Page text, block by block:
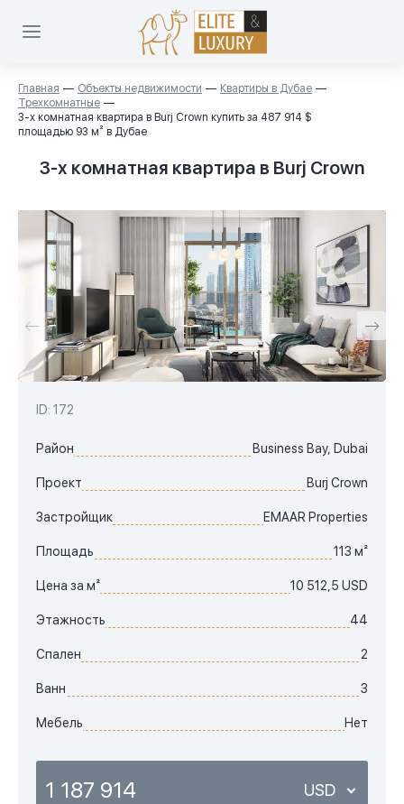
Главная Объекты недвижимости
Квартиры в Дубае
Трехкомнатные
3-х комнатная квартира в Burj Crown купить за 487 914 $
площадью 93 м² в Дубае
3-х комнатная квартира в Burj Crown
ID: 172
Район Business Bay, Dubai
Проект Burj Crown
Застройщик EMAAR Properties
Площадь 113 м²
Цена за м² 10 512,5 USD
Этажность 44
Спален 2
Ванн 3
Мебель Нет
1 187 914 USD